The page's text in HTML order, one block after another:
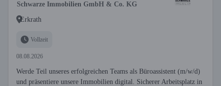
Schwarze Immobilien GmbH & Co. KG
Erkrath
Vollzeit
08.08.2026
Werde Teil unseres erfolgreichen Teams als Büroassistent (m/w/d)
und präsentiere unsere Immobilien digital. Sicherer Arbeitsplatz in